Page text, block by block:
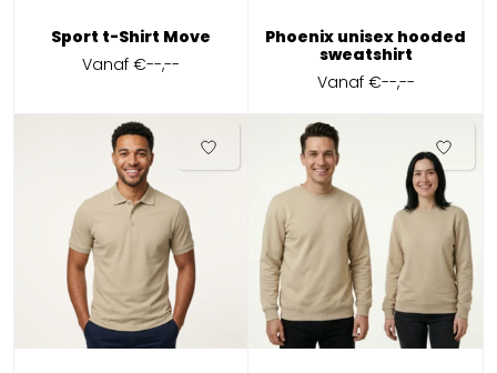
Sport t-Shirt Move
Vanaf€--,--
Phoenix unisex hooded
sweatshirt
Vanaf €--,--